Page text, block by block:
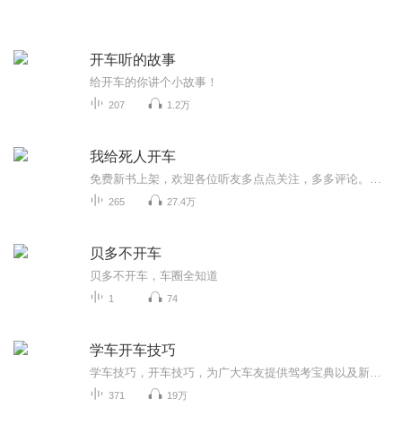
开车听的故事
给开车的你讲个小故事！
207 1.2万
我给死人开车
265 27.4万
贝多不开车
贝多不开车，车圈全知道
1 74
学车开车技巧
371 19万